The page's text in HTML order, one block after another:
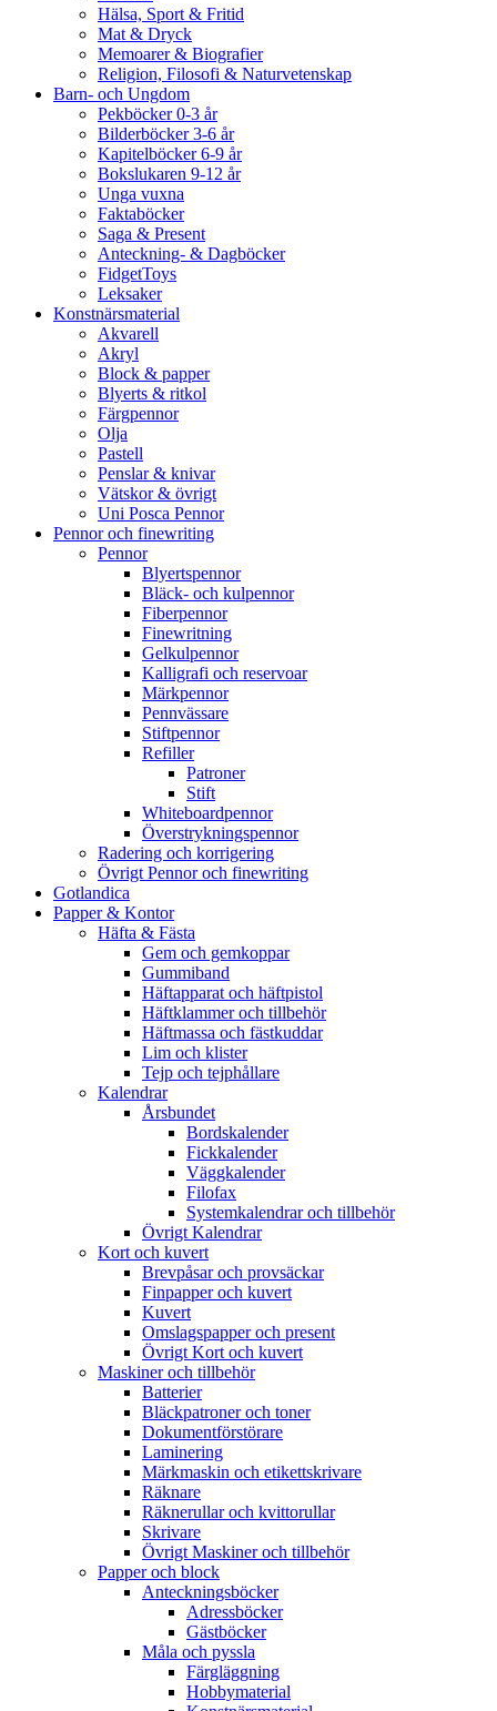
Hälsa, Sport & Fritid
Mat & Dryck
Memoarer & Biografier
Religion, Filosofi & Naturvetenskap
Barn- och Ungdom
Pekböcker 0-3 år
Bilderböcker 3-6 år
Kapitelböcker 6-9 år
Bokslukaren 9-12 år
Unga vuxna
Faktaböcker
Saga & Present
Anteckning- & Dagböcker
FidgetToys
Leksaker
Konstnärsmaterial
Akvarell
Akryl
Block & papper
Blyerts & ritkol
Färgpennor
Olja
Pastell
Penslar & knivar
Vätskor & övrigt
Uni Posca Pennor
Pennor och finewriting
Pennor
Blyertspennor
Bläck- och kulpennor
Fiberpennor
Finewritning
Gelkulpennor
Kalligrafi och reservoar
Märkpennor
Pennvässare
Stiftpennor
Refiller
Patroner
Stift
Whiteboardpennor
Överstrykningspennor
Radering och korrigering
Övrigt Pennor och finewriting
Gotlandica
Papper & Kontor
Häfta & Fästa
Gem och gemkoppar
Gummiband
Häftapparat och häftpistol
Häftklammer och tillbehör
Häftmassa och fästkuddar
Lim och klister
Tejp och tejphållare
Kalendrar
Årsbundet
Bordskalender
Fickkalender
Väggkalender
Filofax
Systemkalendrar och tillbehör
Övrigt Kalendrar
Kort och kuvert
Brevpåsar och provsäckar
Finpapper och kuvert
Kuvert
Omslagspapper och present
Övrigt Kort och kuvert
Maskiner och tillbehör
Batterier
Bläckpatroner och toner
Dokumentförstörare
Laminering
Märkmaskin och etikettskrivare
Räknare
Räknerullar och kvittorullar
Skrivare
Övrigt Maskiner och tillbehör
Papper och block
Anteckningsböcker
Adressböcker
Gästböcker
Måla och pyssla
Färgläggning
Hobbymaterial